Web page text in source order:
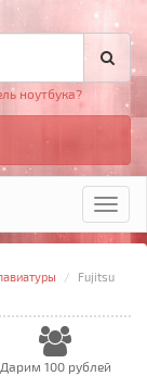
ноутбука?
Fujitsu
Дарим 100 рублей